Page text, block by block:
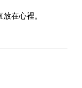
在心裡。